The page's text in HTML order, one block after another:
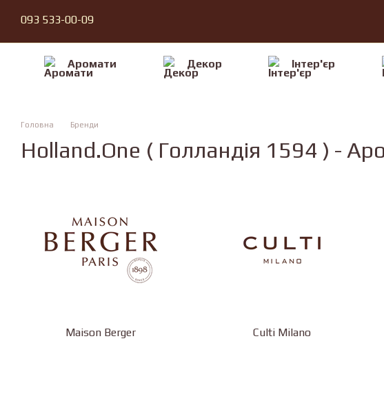
093 533-00-09
Аромати Декор Iнтер'єр
Головна Бренди
Holland.One ( Голландiя 1594 ) -
Maison Berger Culti Milano